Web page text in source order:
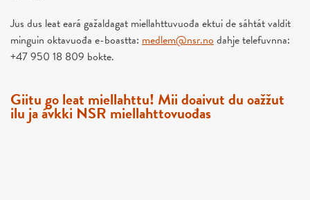
Jus dus leat eará gažaldagat miellahttuvuođa ektui de sáhtát valdit
minguin oktavuođa e-boastta: medlem@nsr.nodahje telefuvnna:
+47 950 18 809 bokte.
Giitu go leat miellahttu! Mii doaivut du oažžut
ilu ja ávkki NSR miellahttovuođas